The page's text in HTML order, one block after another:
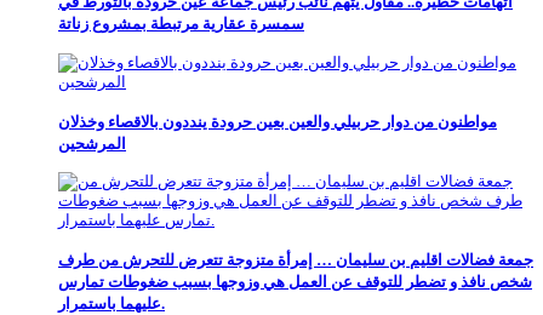
سمسرة عقارية مرتبطة بمشروع زناتة
مواطنون من دوار حربيلي والعين بعين حرودة ينددون بالاقصاء وخذلان
المرشحين
جمعة فضالات اقليم بن سليمان … إمرأة متزوجة تتعرض للتحرش من طرف
شخص نافذ و تضطر للتوقف عن العمل هي وزوجها بسبب ضغوطات تمارس
عليهما باستمرار.